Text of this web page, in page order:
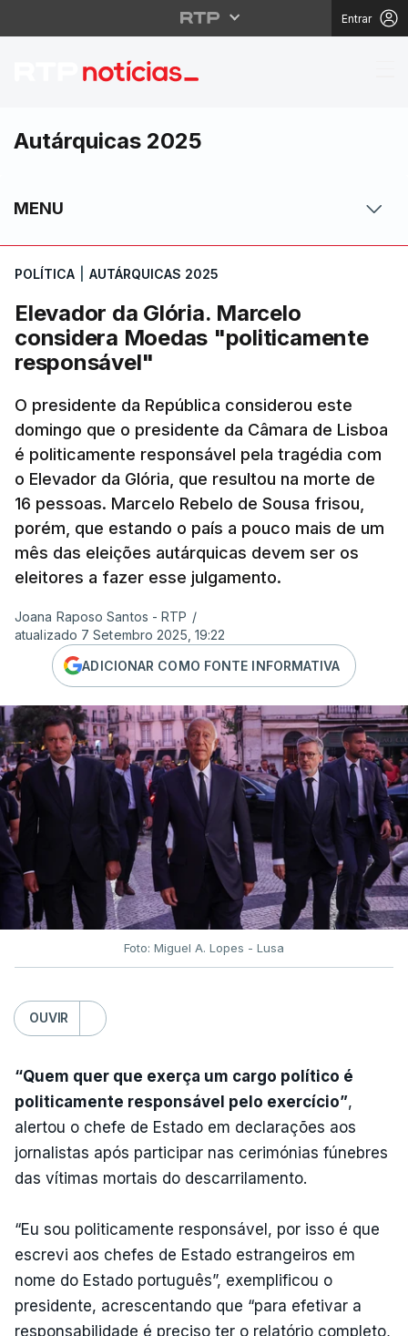
Entrar
Elevador da Glória.
Autárquicas 2025
MENU
POLÍTICA AUTÁRQUICAS 2025
Elevador da Glória. Marcelo
considera Moedas "politicamente
responsável"
O presidente da República considerou este
domingo que o presidente da Câmara de Lisboa
é politicamente responsável pela tragédia com
o Elevador da Glória, que resultou na morte de
16 pessoas. Marcelo Rebelo de Sousa frisou,
porém, que estando o país a pouco mais de um
mês das eleições autárquicas devem ser os
eleitores a fazer esse julgamento.
Joana Raposo Santos - RTP /
atualizado 7 Setembro 2025, 19:22
ADICIONAR COMO FONTE INFORMATIVA
Foto: Miguel A. Lopes - Lusa
OUVIR
“Quem quer que exerça um cargo político é
politicamente responsável pelo exercício”,
alertou o chefe de Estado em declarações aos
jornalistas após participar nas cerimónias fúnebres
das vítimas mortais do descarrilamento.
“Eu sou politicamente responsável, por isso é que
escrevi aos chefes de Estado estrangeiros em
nome do Estado português”, exemplificou o
presidente, acrescentando que “para efetivar a
responsabilidade é preciso ter o relatório completo,